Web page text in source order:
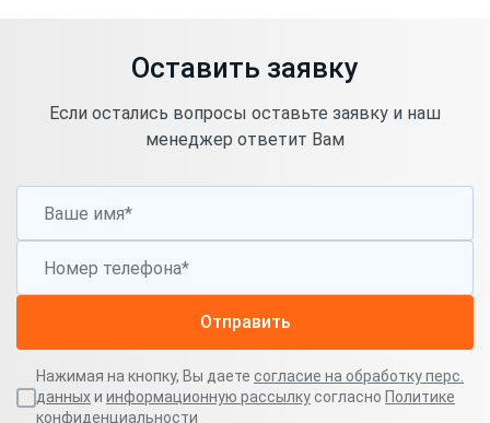
Оставить заявку
Если остались вопросы оставьте заявку и наш
менеджер ответит Вам
Отправить
Нажимая на кнопку, Вы даете согласие на обработку перс.
данныхи информационную рассылкусогласно Политике
конфиденциальности